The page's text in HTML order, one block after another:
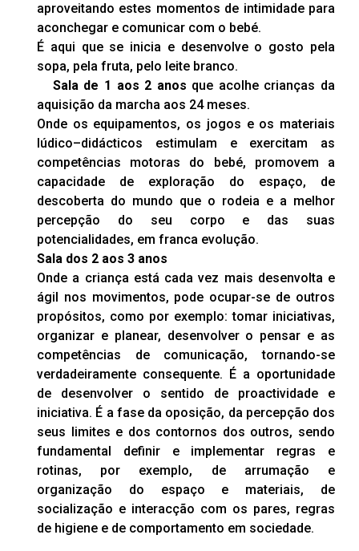
aproveitando estes momentos de intimidade para
aconchegar e comunicar com o bebé.
É aqui que se inicia e desenvolve o gosto pela
sopa, pela fruta, pelo leite branco.
Sala de 1 aos 2 anos que acolhe crianças da
aquisição da marcha aos 24 meses.
Onde os equipamentos, os jogos e os materiais
lúdico–didácticos estimulam e exercitam as
competências motoras do bebé, promovem a
capacidade de exploração do espaço, de
descoberta do mundo que o rodeia e a melhor
percepção do seu corpo e das suas
potencialidades, em franca evolução.
Sala dos 2 aos 3 anos
Onde a criança está cada vez mais desenvolta e
ágil nos movimentos, pode ocupar-se de outros
propósitos, como por exemplo: tomar iniciativas,
organizar e planear, desenvolver o pensar e as
competências de comunicação, tornando-se
verdadeiramente consequente. É a oportunidade
de desenvolver o sentido de proactividade e
iniciativa. É a fase da oposição, da percepção dos
seus limites e dos contornos dos outros, sendo
fundamental definir e implementar regras e
rotinas, por exemplo, de arrumação e
organização do espaço e materiais, de
socialização e interacção com os pares, regras
de higiene e de comportamento em sociedade.